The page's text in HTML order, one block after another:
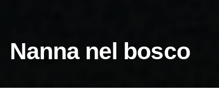
Nanna nel bosco